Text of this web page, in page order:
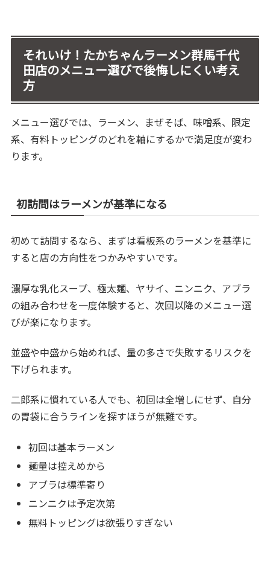
それいけ！たかちゃんラーメン群馬千代
田店のメニュー選びで後悔しにくい考え
方
メニュー選びでは、ラーメン、まぜそば、味噌系、限定
系、有料トッピングのどれを軸にするかで満足度が変わ
ります。
初訪問はラーメンが基準になる
初めて訪問するなら、まずは看板系のラーメンを基準に
すると店の方向性をつかみやすいです。
濃厚な乳化スープ、極太麺、ヤサイ、ニンニク、アブラ
の組み合わせを一度体験すると、次回以降のメニュー選
びが楽になります。
並盛や中盛から始めれば、量の多さで失敗するリスクを
下げられます。
二郎系に慣れている人でも、初回は全増しにせず、自分
の胃袋に合うラインを探すほうが無難です。
初回は基本ラーメン
麺量は控えめから
アブラは標準寄り
ニンニクは予定次第
無料トッピングは欲張りすぎない